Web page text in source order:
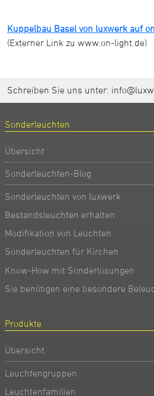
Kuppelbau Basel von luxwerk auf
(Externer Link zu www.on-light.de)
Schreiben Sie uns unter:
Sonderleuchten
Übersicht
Sonderleuchten-Blog
Sonderleuchten von luxwerk
Bestandsleuchten erhalten
Modifikation von Leuchten
Sonderleuchten für Kirchen
Know-How mit Sonderlösungen
Sie benötigen eine besondere
Produkte
Übersicht
Leuchtengruppen
Leuchtenfamilien